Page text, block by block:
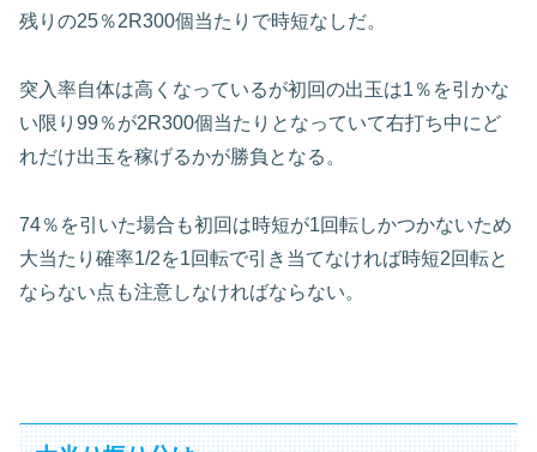
残りの25％2R300個当たりで時短なしだ。
突入率自体は高くなっているが初回の出玉は1％を引かな
い限り99％が2R300個当たりとなっていて右打ち中にど
れだけ出玉を稼げるかが勝負となる。
74％を引いた場合も初回は時短が1回転しかつかないため
大当たり確率1/2を1回転で引き当てなければ時短2回転と
ならない点も注意しなければならない。